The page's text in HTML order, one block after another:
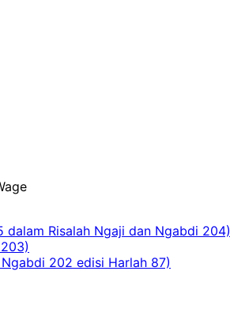
dalam Risalah Ngaji dan Ngabdi 204)
202 edisi Harlah 87)